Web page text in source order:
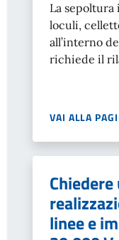
La
loculi,
all’interno
richiede il
VAI ALLA
linee e